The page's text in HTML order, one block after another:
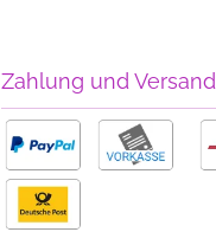
Zahlung und Versand